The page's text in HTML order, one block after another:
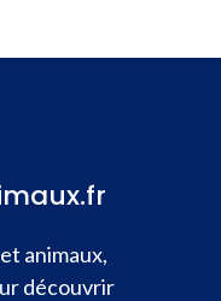
animaux,
découvrir